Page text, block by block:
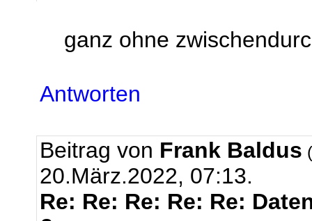
ganz ohne
Antworten
Beitrag von Frank Baldus
20.März.2022, 07:13.
Re: Re: Re: Re: Re: